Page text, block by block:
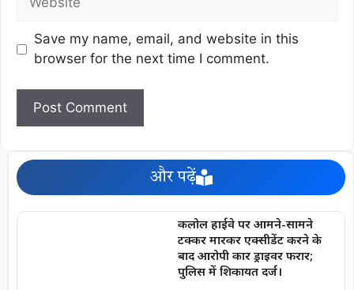
Save my name, email, and website in this
browser for the next time I comment.
और पढ़ें
कलोल हाईवे पर आमने-सामने
टक्कर मारकर एक्सीडेंट करने के
बाद आरोपी कार ड्राइवर फरार;
पुलिस में शिकायत दर्ज।